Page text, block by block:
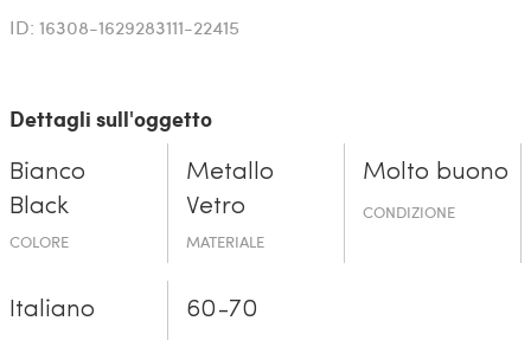
ID: 16308-1629283111-22415
Dettagli sull'oggetto
Bianco
Black
COLORE
Metallo
Vetro
MATERIALE
Molto buono
CONDIZIONE
Italiano 60-70